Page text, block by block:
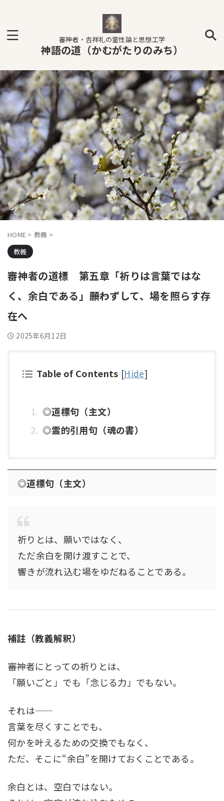
審神者・吉祥礼の霊性論と思想工学
神語の道（かむがたりのみち）
HOME > 教義 >
教義
審神者の道標 第五章「祈りは言葉ではな
く、余白である」――願わずして、場を照らす存
在へ
2025年6月12日
Table of Contents [Hide]
◎道標句（主文）
◎霊的引用句（魂の書）
◎道標句（主文）
祈りとは、願いではなく、
ただ余白を開け渡すことで、
響きが流れ込む場をゆだねることである。
補註（教義解釈）
審神者にとっての祈りとは、
「願いごと」でも「念じる力」でもない。
それは――
言葉を尽くすことでも、
何かを叶えるための交換でもなく、
ただ、そこに“余白”を開けておくことである。
余白とは、空白ではない。